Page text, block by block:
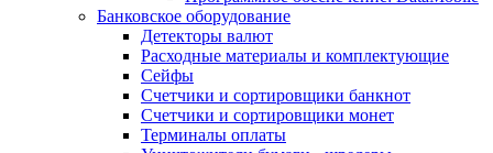
Банковское оборудование
Детекторы валют
Расходные материалы и комплектующие
Сейфы
Счетчики и сортировщики банкнот
Счетчики и сортировщики монет
Терминалы оплаты